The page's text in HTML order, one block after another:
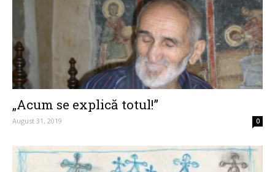
„Acum se explică totul!”
August 31, 2019 0